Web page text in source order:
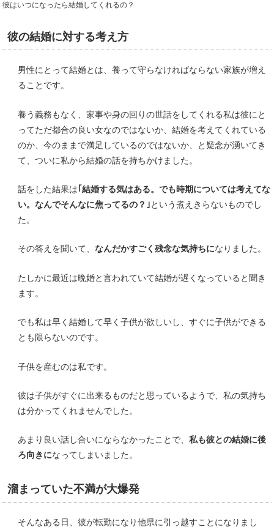
彼はいつになったら結婚してくれるの？
彼の結婚に対する考え方
男性にとって結婚とは、養って守らなければならない家族が増え
ることです。
養う義務もなく、家事や身の回りの世話をしてくれる私は彼にと
ってただ都合の良い女なのではないか、結婚を考えてくれている
のか、今のままで満足しているのではないか、と疑念が湧いてき
て、ついに私から結婚の話を持ちかけました。
話をした結果は ｢結婚する気はある。でも時期については考えてな
い。なんでそんなに焦ってるの？｣という煮えきらないものでし
た。
その答えを聞いて、 なんだかすごく残念な気持ちになりました。
たしかに最近は晩婚と言われていて結婚が遅くなっていると聞き
ます。
でも私は早く結婚して早く子供が欲しいし、すぐに子供ができる
とも限らないのです。
子供を産むのは私です。
彼は子供がすぐに出来るものだと思っているようで、私の気持ち
は分かってくれませんでした。
あまり良い話し合いにならなかったことで、 私も彼との結婚に後
ろ向きになってしまいました。
溜まっていた不満が大爆発
そんなある日、彼が転勤になり他県に引っ越すことになりまし